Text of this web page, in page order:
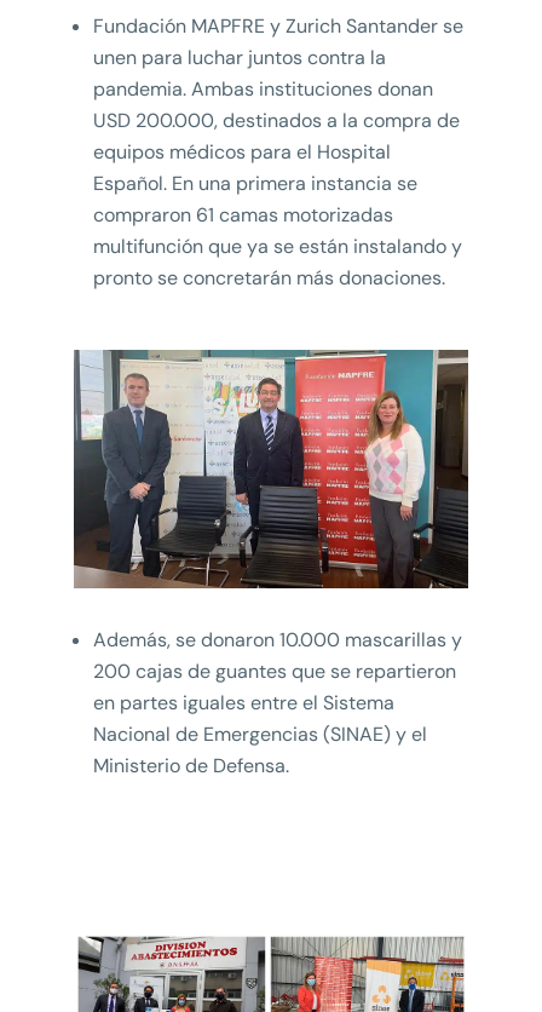
Fundación MAPFRE y Zurich Santander se
unen para luchar juntos contra la
pandemia. Ambas instituciones donan
USD 200.000, destinados a la compra de
equipos médicos para el Hospital
Español. En una primera instancia se
compraron 61 camas motorizadas
multifunción que ya se están instalando y
pronto se concretarán más donaciones.
Además, se donaron 10.000 mascarillas y
200 cajas de guantes que se repartieron
en partes iguales entre el Sistema
Nacional de Emergencias (SINAE) y el
Ministerio de Defensa.